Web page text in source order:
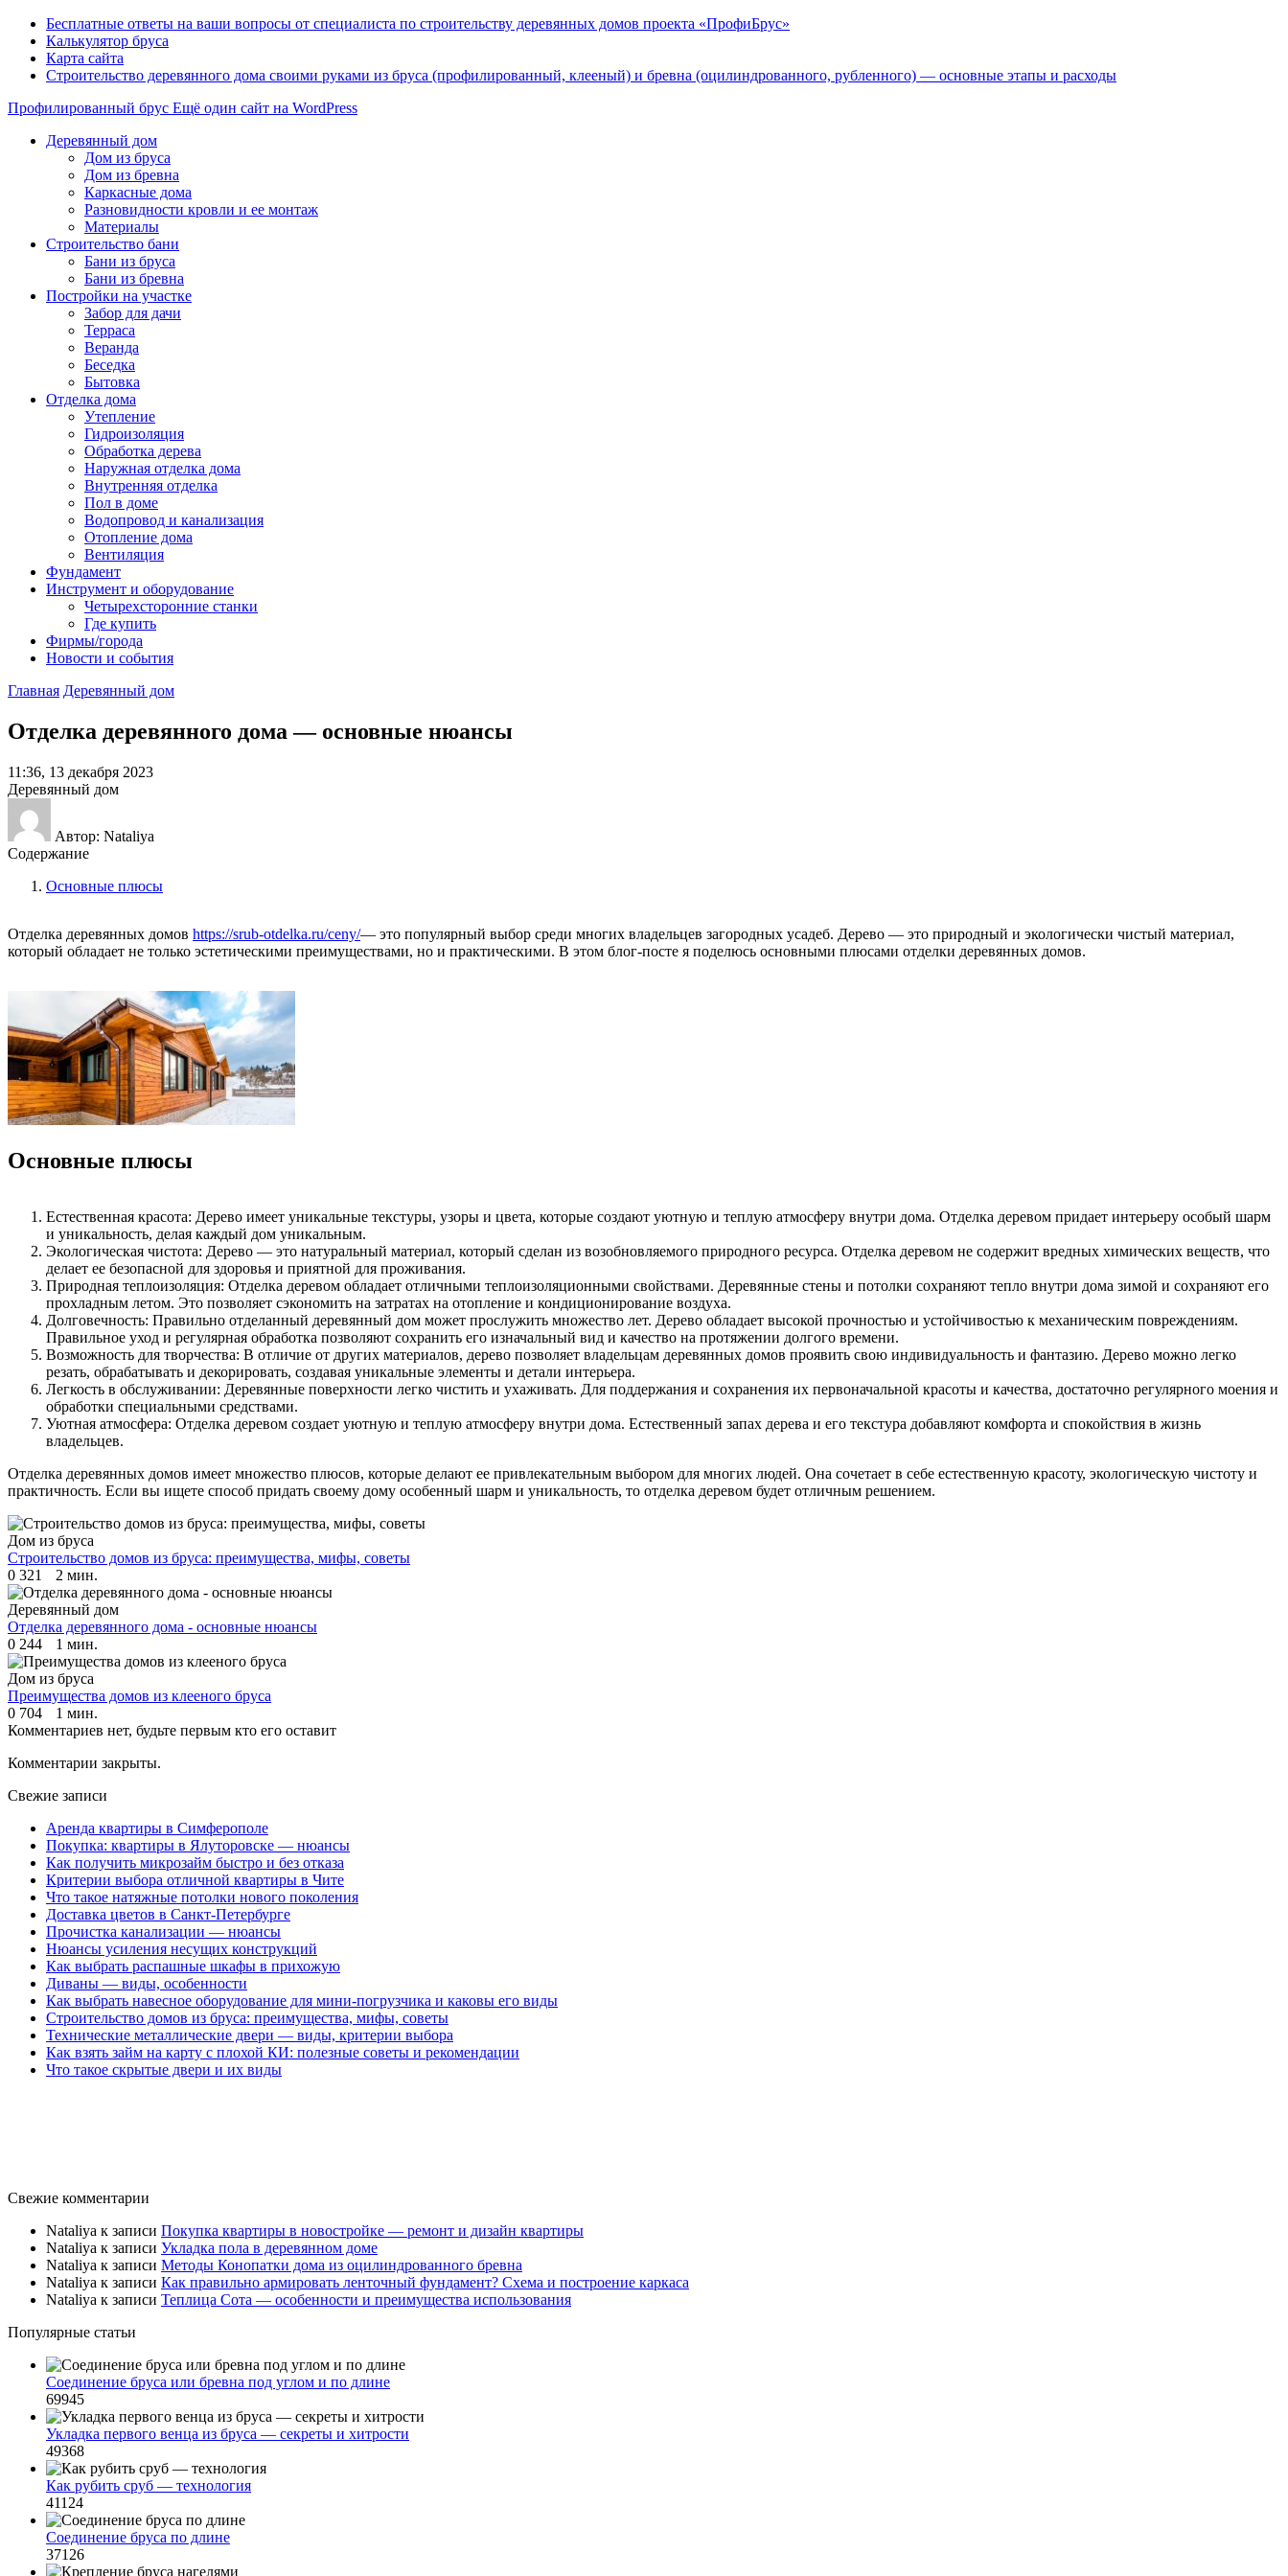
Бесплатные ответы на ваши вопросы от специалиста по строительству деревянных домов проекта «ПрофиБрус»
Калькулятор бруса
Карта сайта
Строительство деревянного дома своими руками из бруса (профилированный, клееный) и бревна (оцилиндрованного, рубленного) — основные этапы и расходы
Профилированный брус Ещё один сайт на WordPress
Деревянный дом
Дом из бруса
Дом из бревна
Каркасные дома
Разновидности кровли и ее монтаж
Материалы
Строительство бани
Бани из бруса
Бани из бревна
Постройки на участке
Забор для дачи
Терраса
Веранда
Беседка
Бытовка
Отделка дома
Утепление
Гидроизоляция
Обработка дерева
Наружная отделка дома
Внутренняя отделка
Пол в доме
Водопровод и канализация
Отопление дома
Вентиляция
Фундамент
Инструмент и оборудование
Четырехсторонние станки
Где купить
Фирмы/города
Новости и события
Главная Деревянный дом
Отделка деревянного дома — основные нюансы
11:36, 13 декабря 2023
Деревянный дом
Автор: Nataliya
Содержание
Основные плюсы
Отделка деревянных домов https://srub-otdelka.ru/ceny/— это популярный выбор среди многих владельцев загородных усадеб. Дерево — это природный и экологически чистый материал,
который обладает не только эстетическими преимуществами, но и практическими. В этом блог-посте я поделюсь основными плюсами отделки деревянных домов.
Основные плюсы
Естественная красота: Дерево имеет уникальные текстуры, узоры и цвета, которые создают уютную и теплую атмосферу внутри дома. Отделка деревом придает интерьеру особый шарм
и уникальность, делая каждый дом уникальным.
Экологическая чистота: Дерево — это натуральный материал, который сделан из возобновляемого природного ресурса. Отделка деревом не содержит вредных химических веществ, что
делает ее безопасной для здоровья и приятной для проживания.
Природная теплоизоляция: Отделка деревом обладает отличными теплоизоляционными свойствами. Деревянные стены и потолки сохраняют тепло внутри дома зимой и сохраняют его
прохладным летом. Это позволяет сэкономить на затратах на отопление и кондиционирование воздуха.
Долговечность: Правильно отделанный деревянный дом может прослужить множество лет. Дерево обладает высокой прочностью и устойчивостью к механическим повреждениям.
Правильное уход и регулярная обработка позволяют сохранить его изначальный вид и качество на протяжении долгого времени.
Возможность для творчества: В отличие от других материалов, дерево позволяет владельцам деревянных домов проявить свою индивидуальность и фантазию. Дерево можно легко
резать, обрабатывать и декорировать, создавая уникальные элементы и детали интерьера.
Легкость в обслуживании: Деревянные поверхности легко чистить и ухаживать. Для поддержания и сохранения их первоначальной красоты и качества, достаточно регулярного моения и
обработки специальными средствами.
Уютная атмосфера: Отделка деревом создает уютную и теплую атмосферу внутри дома. Естественный запах дерева и его текстура добавляют комфорта и спокойствия в жизнь
владельцев.
Отделка деревянных домов имеет множество плюсов, которые делают ее привлекательным выбором для многих людей. Она сочетает в себе естественную красоту, экологическую чистоту и
практичность. Если вы ищете способ придать своему дому особенный шарм и уникальность, то отделка деревом будет отличным решением.
Дом из бруса
Строительство домов из бруса: преимущества, мифы, советы
0 321 2 мин.
Деревянный дом
Отделка деревянного дома - основные нюансы
0 244 1 мин.
Дом из бруса
Преимущества домов из клееного бруса
0 704
1 мин.
Комментариев нет, будьте первым кто его оставит
Комментарии закрыты.
Свежие записи
Аренда квартиры в Симферополе
Покупка: квартиры в Ялуторовске — нюансы
Как получить микрозайм быстро и без отказа
Критерии выбора отличной квартиры в Чите
Что такое натяжные потолки нового поколения
Доставка цветов в Санкт-Петербурге
Прочистка канализации — нюансы
Нюансы усиления несущих конструкций
Как выбрать распашные шкафы в прихожую
Диваны — виды, особенности
Как выбрать навесное оборудование для мини-погрузчика и каковы его виды
Строительство домов из бруса: преимущества, мифы, советы
Технические металлические двери — виды, критерии выбора
Как взять займ на карту с плохой КИ: полезные советы и рекомендации
Что такое скрытые двери и их виды
Свежие комментарии
Nataliya к записи Покупка квартиры в новостройке — ремонт и дизайн квартиры
Nataliya к записи Укладка пола в деревянном доме
Nataliya к записи Методы Конопатки дома из оцилиндрованного бревна
Nataliya к записи Как правильно армировать ленточный фундамент? Схема и построение каркаса
Nataliya к записи Теплица Сота — особенности и преимущества использования
Популярные статьи
Соединение бруса или бревна под углом и по длине
69945
Укладка первого венца из бруса — секреты и хитрости
49368
Как рубить сруб — технология
41124
Соединение бруса по длине
37126